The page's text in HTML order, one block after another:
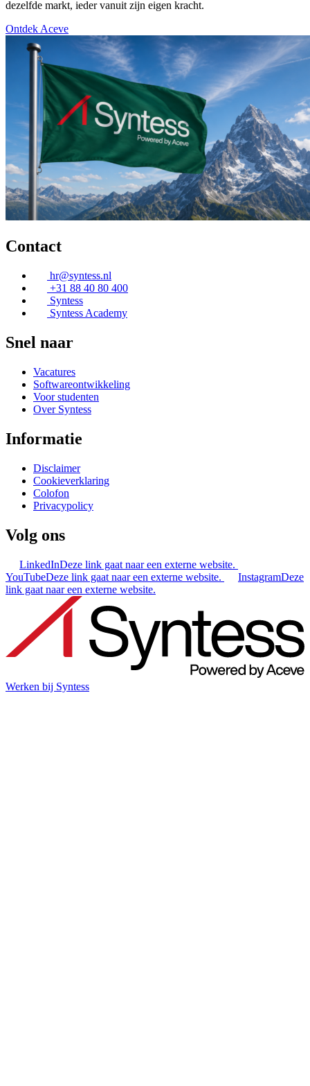
dezelfde markt, ieder vanuit zijn eigen kracht.
Ontdek Aceve
Contact
hr@syntess.nl
+31 88 40 80 400
Syntess
Syntess Academy
Snel naar
Vacatures
Softwareontwikkeling
Voor studenten
Over Syntess
Informatie
Disclaimer
Cookieverklaring
Colofon
Privacypolicy
Volg ons
LinkedInDeze link gaat naar een externe website.
YouTubeDeze link gaat naar een externe website. InstagramDeze
link gaat naar een externe website.
Werken bij Syntess